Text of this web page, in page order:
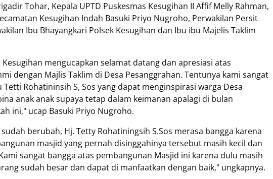
Tohar, Kepala UPTD Puskesmas Kesugihan II Affif Melly Rahman,
Kesugihan Indah Basuki Priyo Nugroho, Perwakilan Persit
Ibu Bhayangkari Polsek Kesugihan dan Ibu ibu Majelis Taklim
mengucapkan selamat datang dan apresiasi atas
dengan Majlis Taklim di Desa Pesanggrahan. Tentunya kami sangat
Rohatininsih S, Sos yang dapat menginspirasi warga Desa
anak anak supaya tetap dalam keimanan apalagi di bulan
ini," ucap Basuki Priyo Nugroho.
berubah, Hj. Tetty Rohatiningsih S.Sos merasa bangga karena
masjid yang pernah disinggahinya tersebut masih kecil dan
sangat bangga atas pembangunan Masjid ini karena dulu masih
sudah besar dan dapat di manfaatkan dengan baik," ungkapnya.